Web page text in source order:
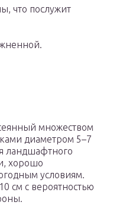
что послужит
множеством
диаметром 5–7
ландшафтного
хорошо
условиям.
см с вероятностью